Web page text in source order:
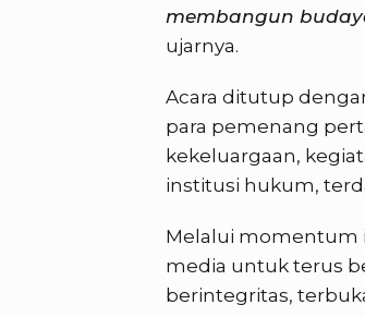
membangun
ujarnya.
Acara ditutup
para pemenang
kekeluargaan,
institusi hukum,
Melalui momentum
media untuk terus
berintegritas,